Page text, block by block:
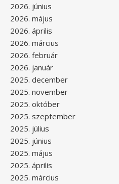
2026. június
2026. május
2026. április
2026. március
2026. február
2026. január
2025. december
2025. november
2025. október
2025. szeptember
2025. július
2025. június
2025. május
2025. április
2025. március